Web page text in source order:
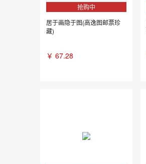
抢购中
居于画隐于图(高逸图邮票珍
藏)
￥ 67.28